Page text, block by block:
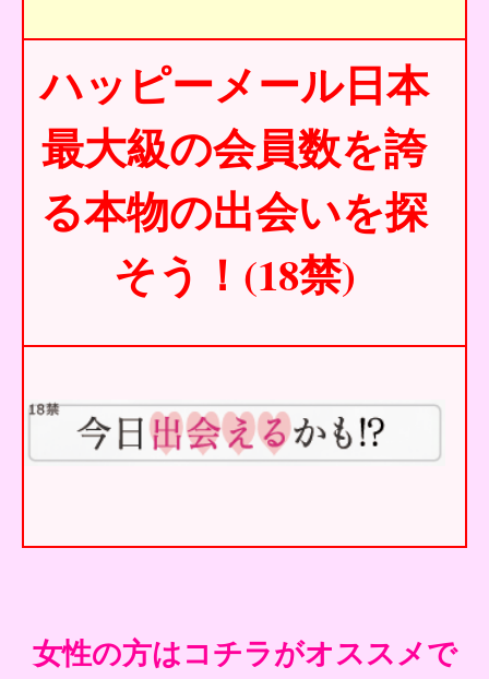
ハッピーメール日本
最大級の会員数を誇
る本物の出会いを探
そう！(18禁)
女性の方はコチラがオススメで